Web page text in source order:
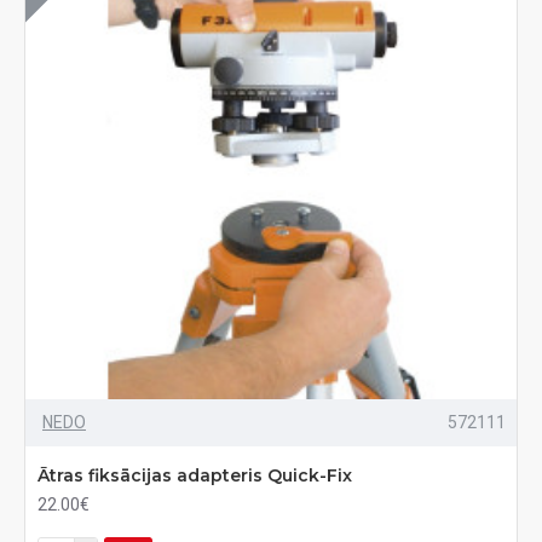
NEDO 572111
Ātras fiksācijas adapteris Quick-Fix
22.00€